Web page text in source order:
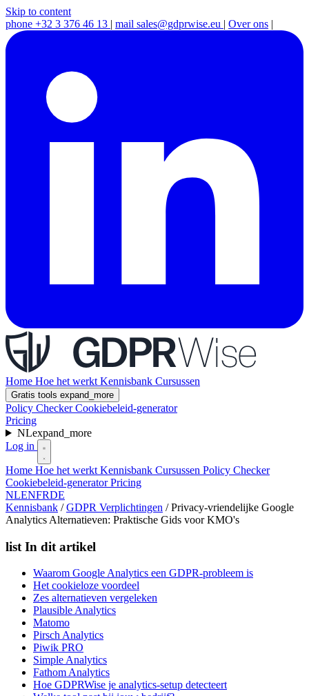
Skip to content
phone +32 3 376 46 13 | mail sales@gdprwise.eu | Over ons |
Home Hoe het werkt Kennisbank Cursussen
Gratis tools expand_more
Policy CheckerCookiebeleid-generator
Pricing
NLexpand_more
Log in
Home Hoe het werkt Kennisbank Cursussen Policy Checker
Cookiebeleid-generatorPricing
NLENFRDE
Kennisbank / GDPR Verplichtingen / Privacy-vriendelijke Google
Analytics Alternatieven: Praktische Gids voor KMO's
list In dit artikel
Waarom Google Analytics een GDPR-probleem is
Het cookieloze voordeel
Zes alternatieven vergeleken
Plausible Analytics
Matomo
Pirsch Analytics
Piwik PRO
Simple Analytics
Fathom Analytics
Hoe GDPRWise je analytics-setup detecteert